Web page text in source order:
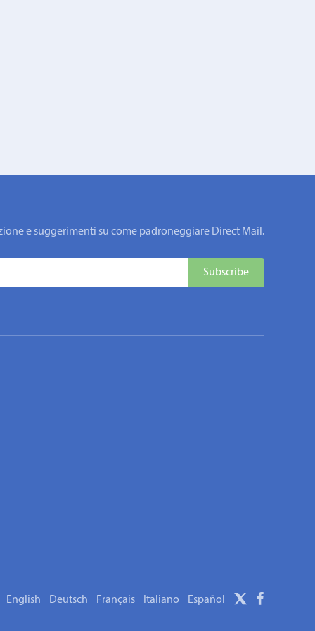
e suggerimenti su come padroneggiare Direct Mail.
English Deutsch Français Italiano Español